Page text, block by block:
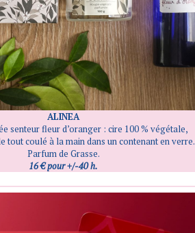
ALINEA
senteur fleur d’oranger : cire 100 % végétale,
tout coulé à la main dans un contenant en verre.
Parfum de Grasse.
16 € pour +/-40 h.